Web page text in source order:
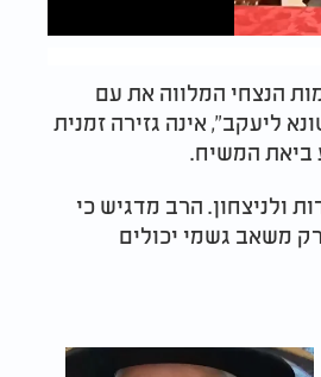
הנצחי המלווה את עם
ליעקב", אינה גזירה זמנית
ביאת המשיח.
ולניצחון. הרב מדגיש כי
משאב גשמי יכולים